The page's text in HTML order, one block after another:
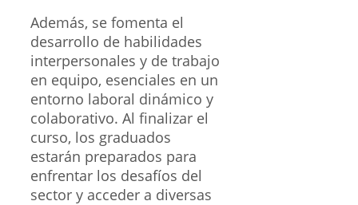
Además, se fomenta el
desarrollo de habilidades
interpersonales y de trabajo
en equipo, esenciales en un
entorno laboral dinámico y
colaborativo. Al finalizar el
curso, los graduados
estarán preparados para
enfrentar los desafíos del
sector y acceder a diversas